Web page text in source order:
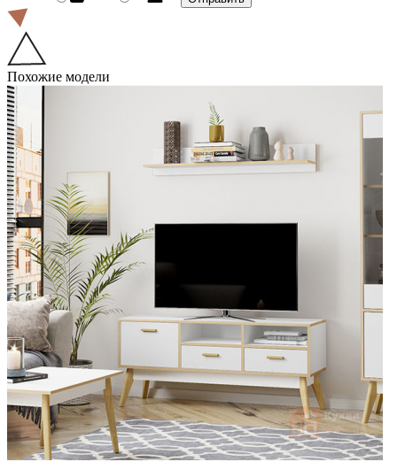
Похожие модели